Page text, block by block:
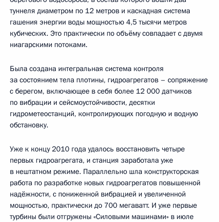
туннеля диаметром по 12 метров и каскадная система
гашения энергии воды мощностью 4,5 тысячи метров
кубических. Это практически по объёму совпадает с двумя
ниагарскими потоками.
Была создана интегральная система контроля
за состоянием тела плотины, гидроагрегатов – сопряжение
с берегом, включающее в себя более 12 000 датчиков
по вибрации и сейсмоустойчивости, десятки
гидрометеостанций, контролирующих погодную и водную
обстановку.
Уже к концу 2010 года удалось восстановить четыре
первых гидроагрегата, и станция заработала уже
в нештатном режиме. Параллельно шла конструкторская
работа по разработке новых гидроагрегатов повышенной
надёжности, с пониженной вибрацией и увеличенной
мощностью, практически до 700 мегаватт. И уже первые
турбины были отгружены «Силовыми машинами» в июле